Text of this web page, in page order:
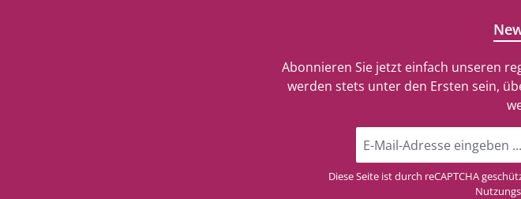
Abonnieren Sie jetzt einfach unseren
werden stets unter den Ersten sein,
Mail-
Adresse
*
Diese Seite ist durch reCAPTCHA